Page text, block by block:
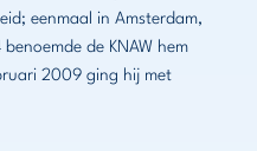
eenmaal in Amsterdam,
de KNAW hem
2009 ging hij met